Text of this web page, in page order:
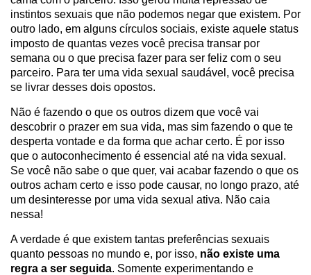
instintos sexuais que não podemos negar que existem. Por
outro lado, em alguns círculos sociais, existe aquele status
imposto de quantas vezes você precisa transar por
semana ou o que precisa fazer para ser feliz com o seu
parceiro. Para ter uma vida sexual saudável, você precisa
se livrar desses dois opostos.
Não é fazendo o que os outros dizem que você vai
descobrir o prazer em sua vida, mas sim fazendo o que te
desperta vontade e da forma que achar certo. É por isso
que o autoconhecimento é essencial até na vida sexual.
Se você não sabe o que quer, vai acabar fazendo o que os
outros acham certo e isso pode causar, no longo prazo, até
um desinteresse por uma vida sexual ativa. Não caia
nessa!
A verdade é que existem tantas preferências sexuais
quanto pessoas no mundo e, por isso, não existe uma
regra a ser seguida. Somente experimentando e